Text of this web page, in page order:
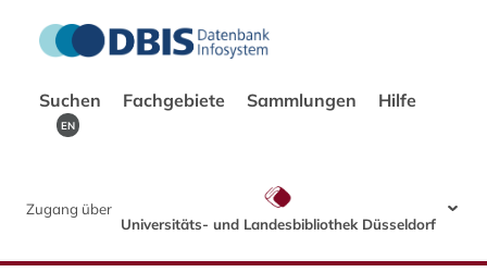
Suchen Fachgebiete Sammlungen Hilfe
EN
Zugang über
Universitäts- und Landesbibliothek Düsseldorf